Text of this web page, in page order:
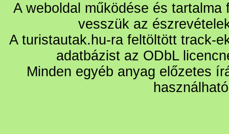
A weboldal működése és
vesszük az
A turistautak.hu-ra feltöltött track-
adatbázist az ODbL
Minden egyéb anyag előzetes